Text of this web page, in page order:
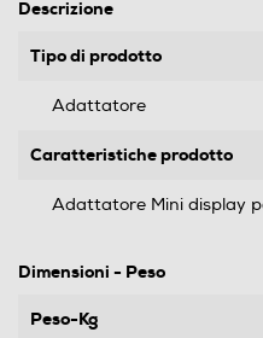
Descrizione
Tipo di prodotto
Adattatore
Caratteristiche prodotto
Adattatore Mini display
Dimensioni - Peso
Peso-Kg